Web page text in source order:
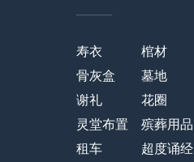
——
寿衣
棺材
骨灰盒
墓地
谢礼
花圈
灵堂布置
殡葬用品
租车
超度诵经